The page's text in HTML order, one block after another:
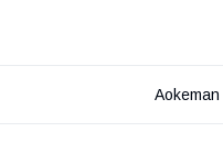
Aokeman